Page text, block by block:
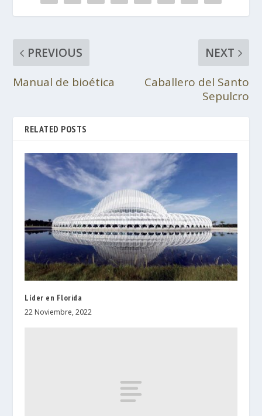
PREVIOUS
Manual de bioética
NEXT
Caballero del Santo
Sepulcro
RELATED POSTS
Líder en Florida
22 Noviembre, 2022